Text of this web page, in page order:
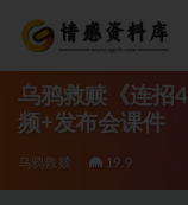
乌鸦救赎《连招
频+发布会课件
乌鸦救赎 19.9